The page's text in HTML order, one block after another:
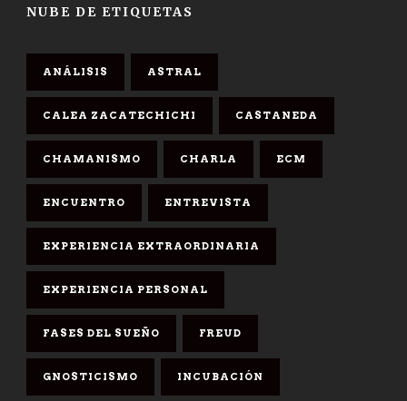
NUBE DE ETIQUETAS
ANÁLISIS ASTRAL
CALEA ZACATECHICHI CASTANEDA
CHAMANISMO CHARLA ECM
ENCUENTRO ENTREVISTA
EXPERIENCIA EXTRAORDINARIA
EXPERIENCIA PERSONAL
FASES DEL SUEÑO FREUD
GNOSTICISMO INCUBACIÓN